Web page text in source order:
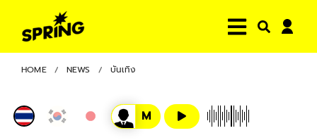
HOME NEWS บันเทิง